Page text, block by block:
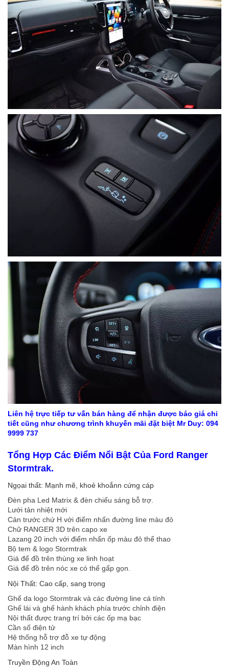
Liên hệ trực tiếp tư vấn bán hàng để nhận được báo giá chi
tiết cũng như chương trình khuyến mãi đặt biệt Mr Duy: 094
9999 737
Tổng Hợp Các Điểm Nổi Bật Của Ford Ranger
Stormtrak.
Ngọai thất: Mạnh mẽ, khoẻ khoắnn cứng cáp
Đèn pha Led Matrix & đèn chiếu sáng bỗ trợ.
Lưới tản nhiệt mới
Cản trước chứ H với điểm nhấn đường line màu đỏ
Chữ RANGER 3D trên capo xe
Lazang 20 inch với điểm nhấn ốp màu đỏ thể thao
Bộ tem & logo Stormtrak
Giá để đồ trên thùng xe linh hoạt
Giá để đồ trên nóc xe có thể gấp gọn.
Nội Thất: Cao cấp, sang trọng
Ghế da logo Stormtrak và các đường line cá tính
Ghế lái và ghế hành khách phía trước chỉnh điện
Nội thất được trang trí bởi các ốp mạ bạc
Cần số điện tử
Hệ thống hỗ trợ đỗ xe tự động
Màn hình 12 inch
Truyền Động An Toàn